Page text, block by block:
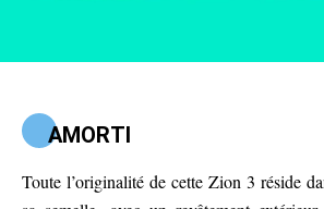
AMORTI
Toute l’originalité de cette Zion 3 réside